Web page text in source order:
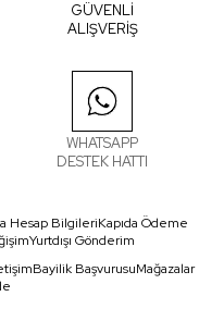
GÜVENLİ
ALIŞVERİŞ
WHATSAPP
DESTEK HATTI
Hesap BilgileriKapıda Ödeme
Yurtdışı Gönderim
Bayilik BaşvurusuMağazalar